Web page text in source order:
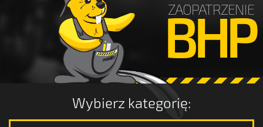
ZAOPATRZENIE
BHP
Wybierz kategorię: